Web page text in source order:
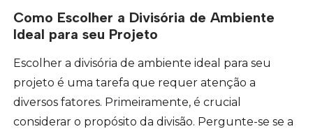
Como Escolher a Divisória de Ambiente
Ideal para seu Projeto
Escolher a divisória de ambiente ideal para seu
projeto é uma tarefa que requer atenção a
diversos fatores. Primeiramente, é crucial
considerar o propósito da divisão. Pergunte-se se a